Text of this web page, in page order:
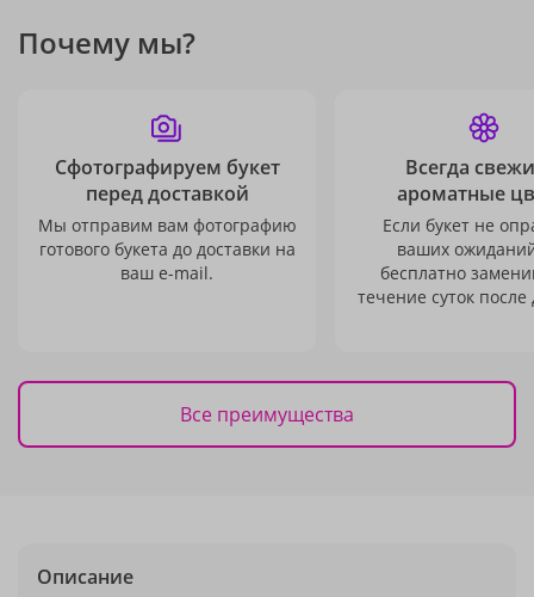
Почему мы?
Сфотографируем букет
перед доставкой
Мы отправим вам фотографию
готового букета до доставки на
ваш e-mail.
Всегда
ароматные
Если букет не
ваших
бесплатно
течение суток после
Все преимущества
Описание